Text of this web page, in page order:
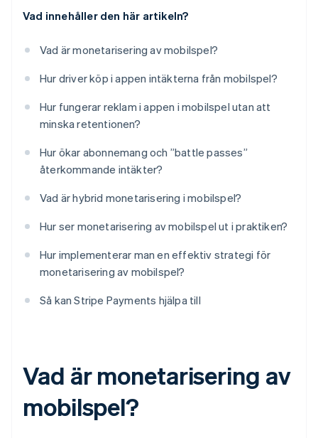
Vad innehåller den här artikeln?
Vad är monetarisering av mobilspel?
Hur driver köp i appen intäkterna från mobilspel?
Hur fungerar reklam i appen i mobilspel utan att
minska retentionen?
Hur ökar abonnemang och ”battle passes”
återkommande intäkter?
Vad är hybrid monetarisering i mobilspel?
Hur ser monetarisering av mobilspel ut i praktiken?
Hur implementerar man en effektiv strategi för
monetarisering av mobilspel?
Så kan Stripe Payments hjälpa till
Vad är monetarisering av
mobilspel?